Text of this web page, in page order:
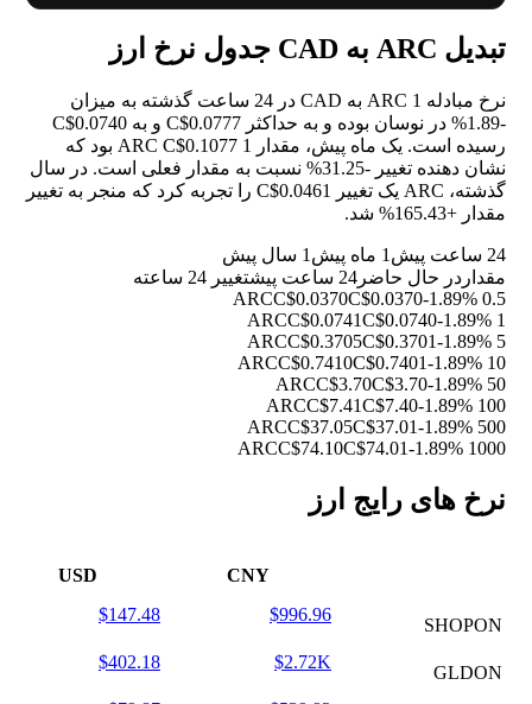
تبدیل ARC به CAD جدول نرخ ارز
نرخ مبادله 1 ARC به CAD در 24 ساعت گذشته به میزان
-1.89%
در نوسان بوده و به حداکثر C$0.0777 و به C$0.0740
رسیده است. یک ماه پیش، مقدار 1 ARC C$0.1077 بود که
نشان دهنده تغییر -31.25%
نسبت به مقدار فعلی است. در سال
گذشته، ARC یک تغییر C$0.0461 را تجربه کرد که منجر به تغییر
مقدار +165.43% شد.
24 ساعت پیش 1 ماه پیش
1 سال پیش
مقدار در حال حاضر 24 ساعت پیش
تغییر 24 ساعته
0.5 ARC
C$0.0370C$0.0370-1.89%
1 ARC
C$0.0741C$0.0740-1.89%
5 ARC
C$0.3705C$0.3701-1.89%
10 ARC
C$0.7410C$0.7401-1.89%
50 ARC
C$3.70C$3.70-1.89%
100 ARC
C$7.41C$7.40-1.89%
500 ARC
C$37.05C$37.01-1.89%
1000 ARC
C$74.10C$74.01-1.89%
نرخ های رایج ارز
CNY
USD
SHOPON
$996.96
$147.48
GLDON
$2.72K
$402.18